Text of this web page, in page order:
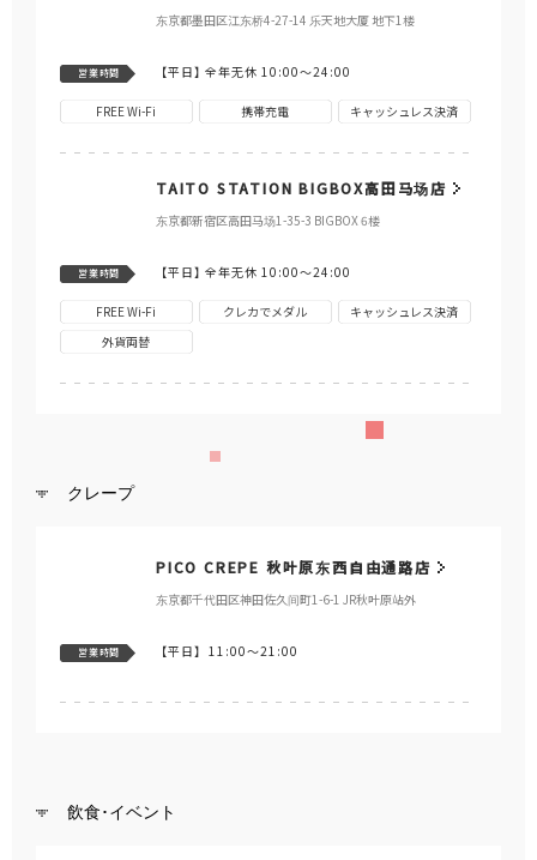
东京都墨田区江东桥4-27-14 乐天地大厦 地下1楼
営業時間 【平日】全年无休 10:00～24:00
FREE Wi-Fi 携帯充電 キャッシュレス決済
TAITO STATION BIGBOX高田马场店
东京都新宿区高田马场1-35-3 BIGBOX 6楼
営業時間 【平日】全年无休 10:00～24:00
FREE Wi-Fi クレカでメダル
キャッシュレス決済
外貨両替
クレープ
PICO CREPE 秋叶原东西自由通路店
东京都千代田区神田佐久间町1-6-1 JR秋叶原站外
営業時間 【平日】 11:00～21:00
飲食･イベント